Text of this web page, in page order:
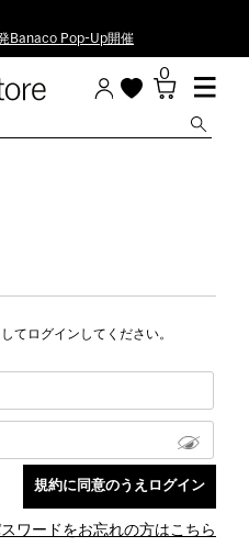
Banaco Pop-Up開催
0
てログインしてください。
ワードをお忘れの方はこちら